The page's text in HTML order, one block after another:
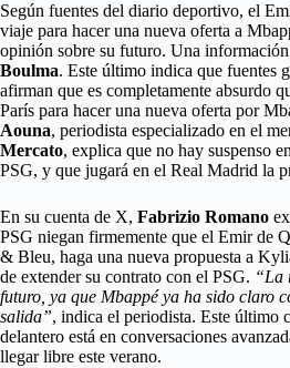
Según fuentes del diario deportivo, el
viaje para hacer una nueva oferta a
opinión sobre su futuro. Una
Boulma. Este último indica que fuentes
afirman que es completamente absurdo
París para hacer una nueva oferta por
Aouna, periodista especializado en el
Mercato, explica que no hay suspenso
PSG, y que jugará en el Real Madrid la
En su cuenta de X, Fabrizio Romano
PSG niegan firmemente que el Emir de
& Bleu, haga una nueva propuesta a
de extender su contrato con el PSG. “La
futuro, ya que Mbappé ya ha sido claro
salida”, indica el periodista. Este último
delantero está en conversaciones
llegar libre este verano.